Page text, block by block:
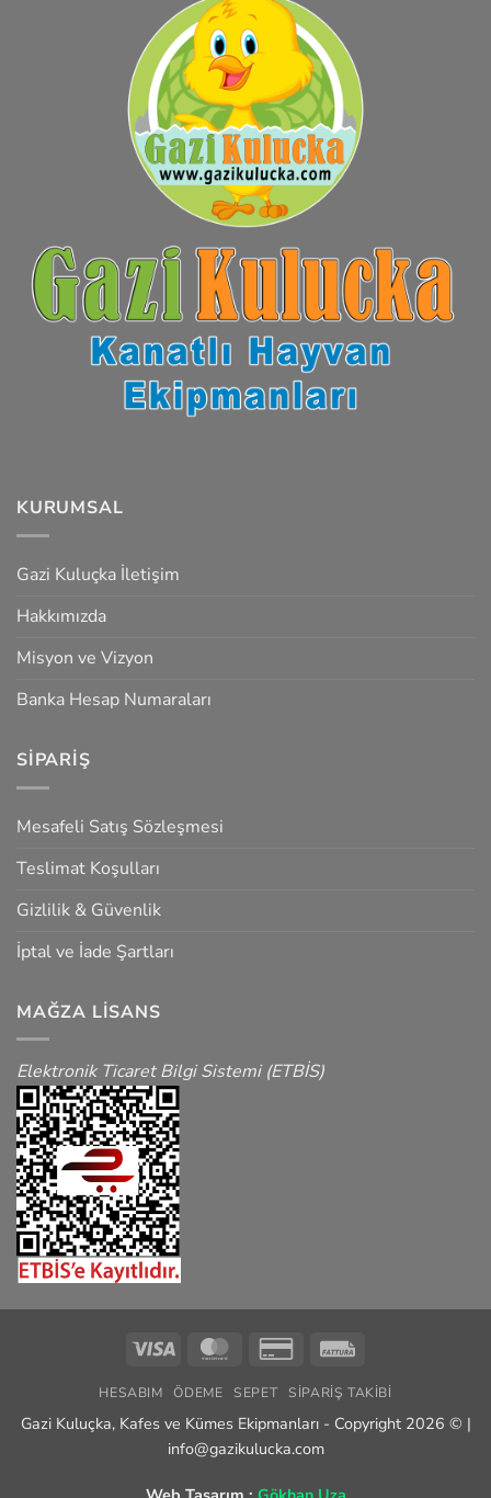
KURUMSAL
Gazi Kuluçka İletişim
Hakkımızda
Misyon ve Vizyon
Banka Hesap Numaraları
SIPARIŞ
Mesafeli Satış Sözleşmesi
Teslimat Koşulları
Gizlilik & Güvenlik
İptal ve İade Şartları
MAĞZA LISANS
Elektronik Ticaret Bilgi Sistemi (ETBİS)
Visa MasterCardCredit
2
HESABIM ÖDEME SEPET SIPARIŞ TAKIBI
Gazi Kuluçka, Kafes ve Kümes Ekipmanları - Copyright 2026 © |
info@gazikulucka.com